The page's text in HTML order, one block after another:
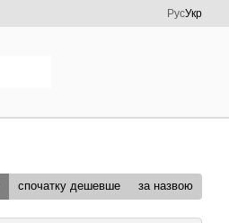
РусУкр
спочатку дешевше за назвою